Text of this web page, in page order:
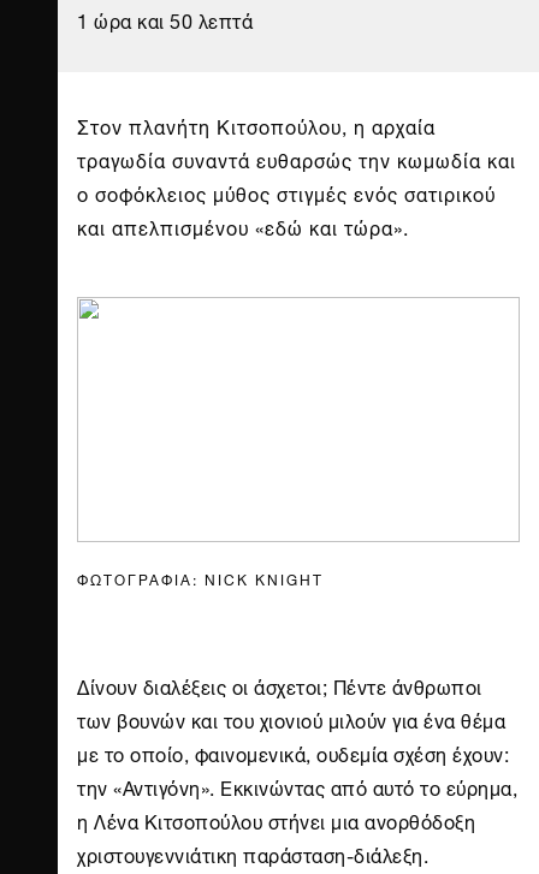
1 ώρα και 50 λεπτά
Στον πλανήτη Κιτσοπούλου, η αρχαία
τραγωδία συναντά ευθαρσώς την κωμωδία και
ο σοφόκλειος μύθος στιγμές ενός σατιρικού
και απελπισμένου «εδώ και τώρα».
ΦΩΤΟΓΡΑΦΙΑ: NICK KNIGHT
Δίνουν διαλέξεις οι άσχετοι; Πέντε άνθρωποι
των βουνών και του χιονιού μιλούν για ένα θέμα
με το οποίο, φαινομενικά, ουδεμία σχέση έχουν:
την «Αντιγόνη». Εκκινώντας από αυτό το εύρημα,
η Λένα Κιτσοπούλου στήνει μια ανορθόδοξη
χριστουγεννιάτικη παράσταση-διάλεξη.